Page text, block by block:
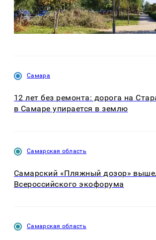
Самара
12 лет без ремонта: дорога на
в Самаре упирается в землю
Самарская область
Самарский «Пляжный дозор»
Всероссийского экофорума
Самарская область